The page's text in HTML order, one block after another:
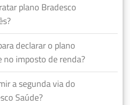
plano Bradesco
declarar o plano
no imposto de renda?
a segunda via do
Saúde?